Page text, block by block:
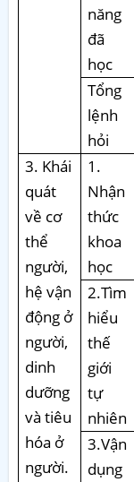
năng
đã
học
Tổng
lệnh
hỏi
3. Khái
quát
về cơ
thể
người,
hệ vận
động ở
người,
dinh
dưỡng
và tiêu
hóa ở
người.
1.
Nhận
thức
khoa
học
2.Tìm
hiểu
thế
giới
tự
nhiên
3.Vận
dụng